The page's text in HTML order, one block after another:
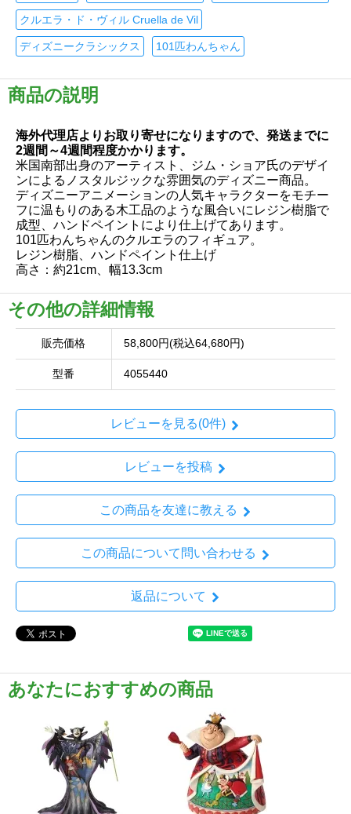
クルエラ・ド・ヴィル Cruella de Vil
ディズニークラシックス 101匹わんちゃん
商品の説明
海外代理店よりお取り寄せになりますので、発送までに
2週間～4週間程度かかります。
米国南部出身のアーティスト、ジム・ショア氏のデザイ
ンによるノスタルジックな雰囲気のディズニー商品。
ディズニーアニメーションの人気キャラクターをモチー
フに温もりのある木工品のような風合いにレジン樹脂で
成型、ハンドペイントにより仕上げてあります。
101匹わんちゃんのクルエラのフィギュア。
レジン樹脂、ハンドペイント仕上げ
高さ：約21cm、幅13.3cm
その他の詳細情報
販売価格 58,800円(税込64,680円)
型番 4055440
レビューを見る(0件)
レビューを投稿
この商品を友達に教える
この商品について問い合わせる
返品について
あなたにおすすめの商品